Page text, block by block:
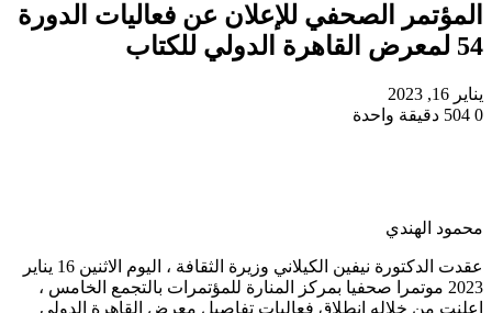
المؤتمر الصحفي للإعلان عن فعاليات الدورة
54 لمعرض القاهرة الدولي للكتاب
يناير 16, 2023
0
دقيقة واحدة
محمود الهندي
عقدت الدكتورة نيفين الكيلاني وزيرة الثقافة ، اليوم الاثنين 16 يناير
2023 موتمرا صحفيا بمركز المنارة للمؤتمرات بالتجمع الخامس ،
اعلنت من خلاله انطلاق فعاليات تفاصيل معرض القاهرة الدولي